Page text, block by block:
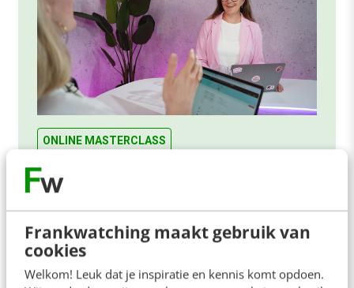
Frankwatching maakt gebruik van
cookies
Welkom! Leuk dat je inspiratie en kennis komt opdoen.
ONLINE MASTERCLASS
De nieuwe SEO- & GEO-
spelregels
content beter gevonden. Schrijf je in en bekijk
direct.